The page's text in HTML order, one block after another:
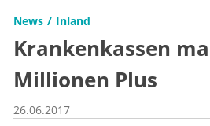
News Inland
Krankenkassen
Millionen Plus
26.06.2017